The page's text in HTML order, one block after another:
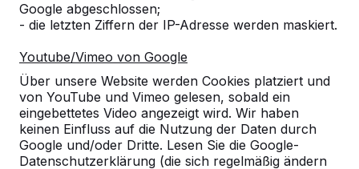
Google abgeschlossen;
- die letzten Ziffern der IP-Adresse werden maskiert.
Youtube/Vimeo von Google
Über unsere Website werden Cookies platziert und
von YouTube und Vimeo gelesen, sobald ein
eingebettetes Video angezeigt wird. Wir haben
keinen Einfluss auf die Nutzung der Daten durch
Google und/oder Dritte. Lesen Sie die Google-
Datenschutzerklärung (die sich regelmäßig ändern
Ort oder Postleitzahl suchen